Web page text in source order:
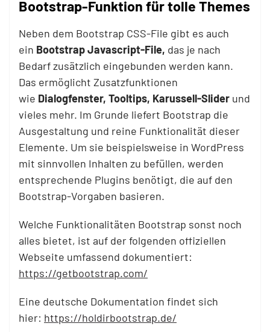
Bootstrap-Funktion für tolle Themes
Neben dem Bootstrap CSS-File gibt es auch
ein Bootstrap Javascript-File, das je nach
Bedarf zusätzlich eingebunden werden kann.
Das ermöglicht Zusatzfunktionen
wie Dialogfenster, Tooltips, Karussell-Slider und
vieles mehr. Im Grunde liefert Bootstrap die
Ausgestaltung und reine Funktionalität dieser
Elemente. Um sie beispielsweise in WordPress
mit sinnvollen Inhalten zu befüllen, werden
entsprechende Plugins benötigt, die auf den
Bootstrap-Vorgaben basieren.
Welche Funktionalitäten Bootstrap sonst noch
alles bietet, ist auf der folgenden offiziellen
Webseite umfassend dokumentiert:
https://getbootstrap.com/
Eine deutsche Dokumentation findet sich
hier: https://holdirbootstrap.de/